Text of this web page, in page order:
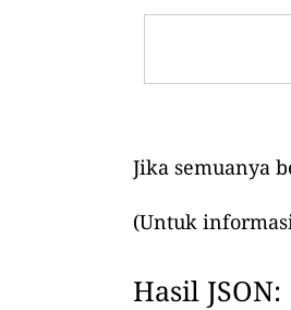
Jika semuanya
(Untuk
Hasil JSON: